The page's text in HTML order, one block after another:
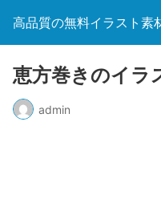
高品質の無料イラスト素
恵方巻きのイラ
admin